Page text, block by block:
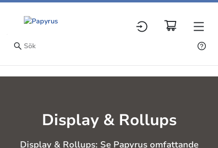
Display & Rollups
Display & Rollups: Se Papyrus omfattande